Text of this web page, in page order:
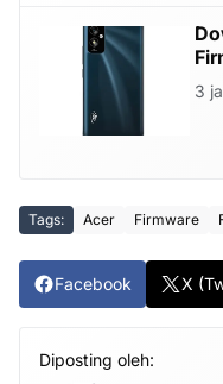
3
Tags: Acer Firmware
Facebook X
Diposting oleh: